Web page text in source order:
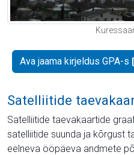
Ava jaama kirjeldus GPA-s
Satelliitide
Satelliitide taevakaartide
satelliitide suunda ja kõrgust
eelneva ööpäeva andmete